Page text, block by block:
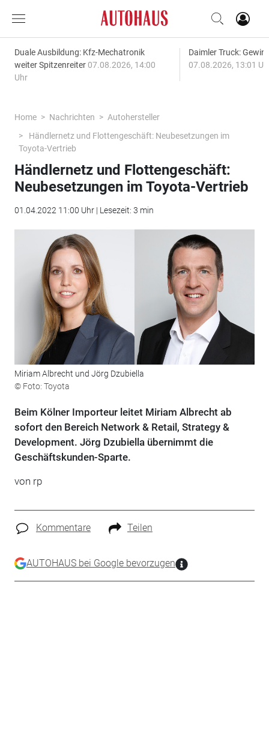
Duale Ausbildung: Kfz-Mechatronik
weiter Spitzenreiter 07.08.2026, 14:00
Uhr
Daimler Truck:
07.08.2026, 13:01
Home Nachrichten
Autohersteller
Händlernetz und Flottengeschäft: Neubesetzungen im
Toyota-Vertrieb
Händlernetz und Flottengeschäft:
Neubesetzungen im Toyota-Vertrieb
01.04.2022 11:00 Uhr | Lesezeit: 3 min
Miriam Albrecht und Jörg Dzubiella
© Foto: Toyota
Beim Kölner Importeur leitet Miriam Albrecht ab
sofort den Bereich Network & Retail, Strategy &
Development. Jörg Dzubiella übernimmt die
Geschäftskunden-Sparte.
von rp
Kommentare Teilen
AUTOHAUS bei Google bevorzugen